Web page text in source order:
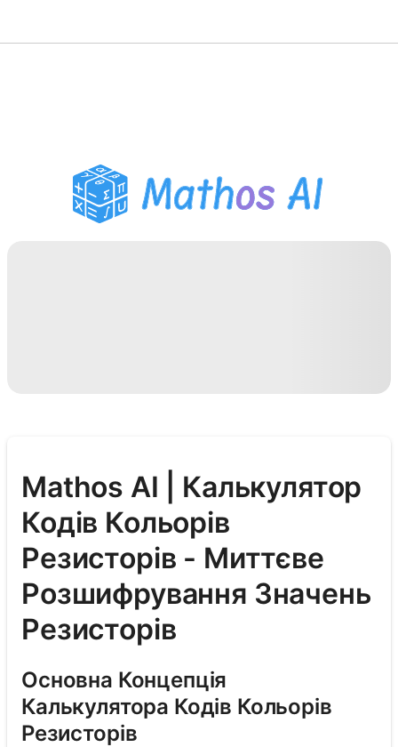
Помічник з домашнім
завданням PDF
Mathos AI | Калькулятор
Кодів Кольорів
Резисторів - Миттєве
Розшифрування Значень
Резисторів
Основна Концепція
Калькулятора Кодів Кольорів
Резисторів